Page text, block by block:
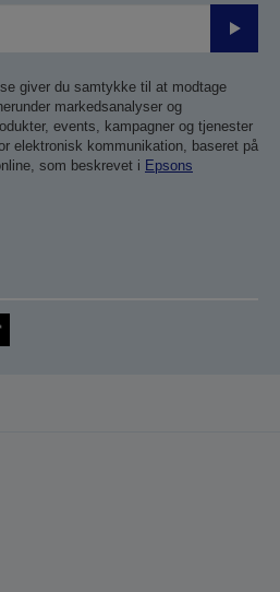
Send
giver du samtykke til at modtage
markedsanalyser og
events, kampagner og tjenester
elektronisk kommunikation, baseret på
som beskrevet i Epsons